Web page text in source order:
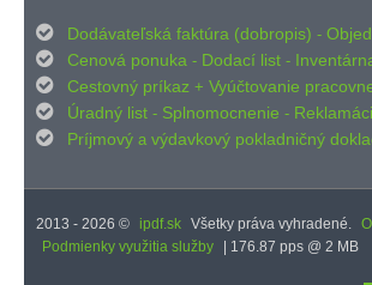
 Dodávateľská faktúra (dobropis) -

Cenová ponuka - Dodací list -

Cestovný príkaz + Vyúčtovanie

Úradný list - Splnomocnenie -

Príjmový a výdavkový pokladničný
2013 - 2026 © ipdf.sk Všetky práva vyhradené.
Podmienky využitia služby
| 176.87 pps @ 2 MB